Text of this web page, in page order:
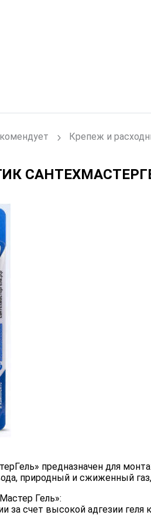
Крепеж и
предназначен для
природный и сжиженный
Гель»:
за счет высокой адгезии геля